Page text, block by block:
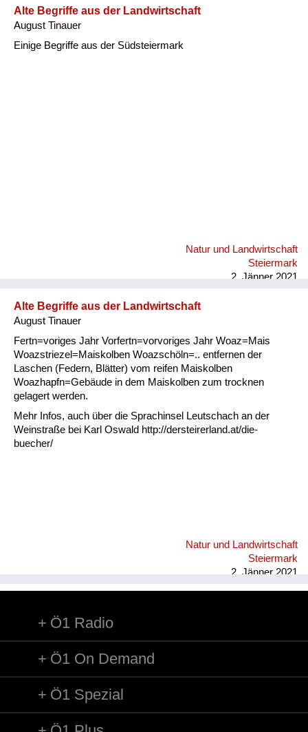
Alte Begriffe aus der Landwirtschaft
August Tinauer
Einige Begriffe aus der Südsteiermark
Natur und Landwirtschaft
Steiermark
2. Jänner 2021
Alte Begriffe aus der Landwirtschaft
August Tinauer
Fertn=voriges Jahr Vorfertn=vorvoriges Jahr Woaz=Mais
Woazstriezel=Maiskolben Woazschöln=.. entfernen der
Laschen (Federn, Blätter) vom reifen Maiskolben
Woazhapfn=Gebäude in dem Maiskolben zum trocknen
gelagert werden.
Mehr Infos, auch über die Sprachinsel Leutschach an der
Weinstraße bei Karl Oswald http://dersteirerland.at/die-
buecher/
Natur und Landwirtschaft
Steiermark
2. Jänner 2021
Ö1 Radio
Ö1 On Demand
Ö1 Spezial